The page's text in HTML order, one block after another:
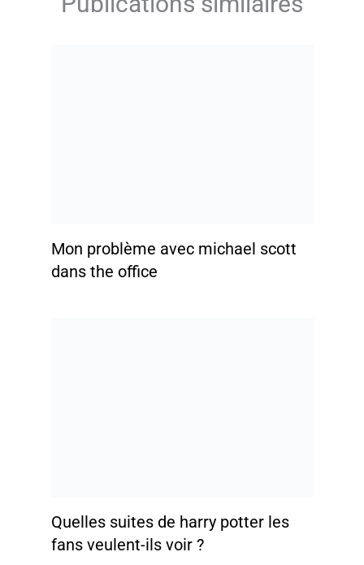
Mon problème avec michael scott
dans the office
Quelles suites de harry potter les
fans veulent-ils voir ?